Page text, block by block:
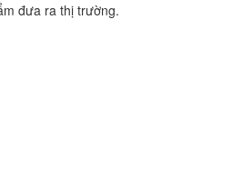
đưa ra thị trường.